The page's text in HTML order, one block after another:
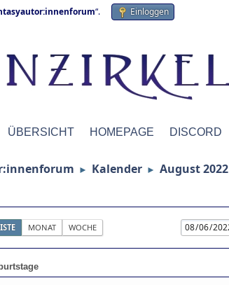
“. Einloggen
ÜBERSICHT HOMEPAGE DISCORD
► Kalender ► August 2022
MONAT WOCHE